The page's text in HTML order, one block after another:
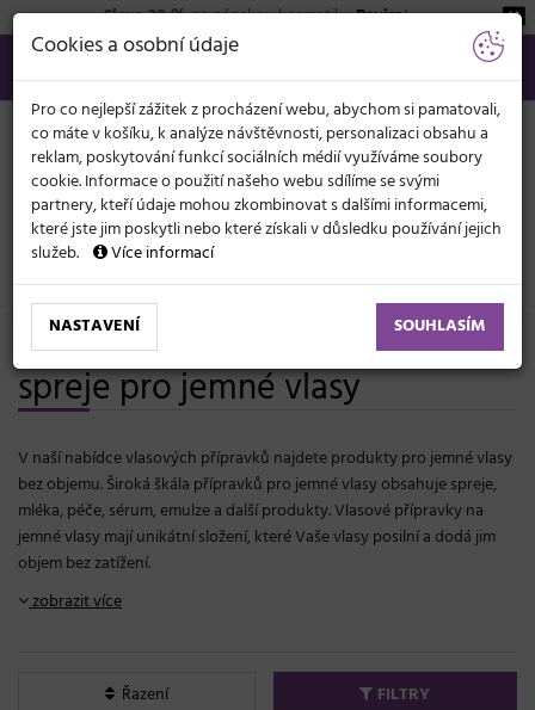
Sleva 20 %na pánskou kosmetikuBeviro!
566 440 099
info@svetkadernictvi.cz
Po−pá: 8−17
Vše o nákupu Kč
KATEGORIE
MENU
Vlasová kosmetika Sérum, mléka, spreje
Profesionální sérum, mléka a
spreje pro jemné vlasy
V naší nabídce vlasových přípravků najdete produkty pro jemné vlasy
bez objemu. Široká škála přípravků pro jemné vlasy obsahuje spreje,
mléka, péče, sérum, emulze a další produkty. Vlasové přípravky na
jemné vlasy mají unikátní složení, které Vaše vlasy posilní a dodá jim
objem bez zatížení.
zobrazit více
Řazení FILTRY
Cookies a osobní údaje
Pro co nejlepší zážitek z procházení webu, abychom si pamatovali,
co máte v košíku, k analýze návštěvnosti, personalizaci obsahu a
reklam, poskytování funkcí sociálních médií využíváme soubory
cookie. Informace o použití našeho webu sdílíme se svými
partnery, kteří údaje mohou zkombinovat s dalšími informacemi,
které jste jim poskytli nebo které získali v důsledku používání jejich
služeb.
Více informací
NASTAVENÍ SOUHLASÍM